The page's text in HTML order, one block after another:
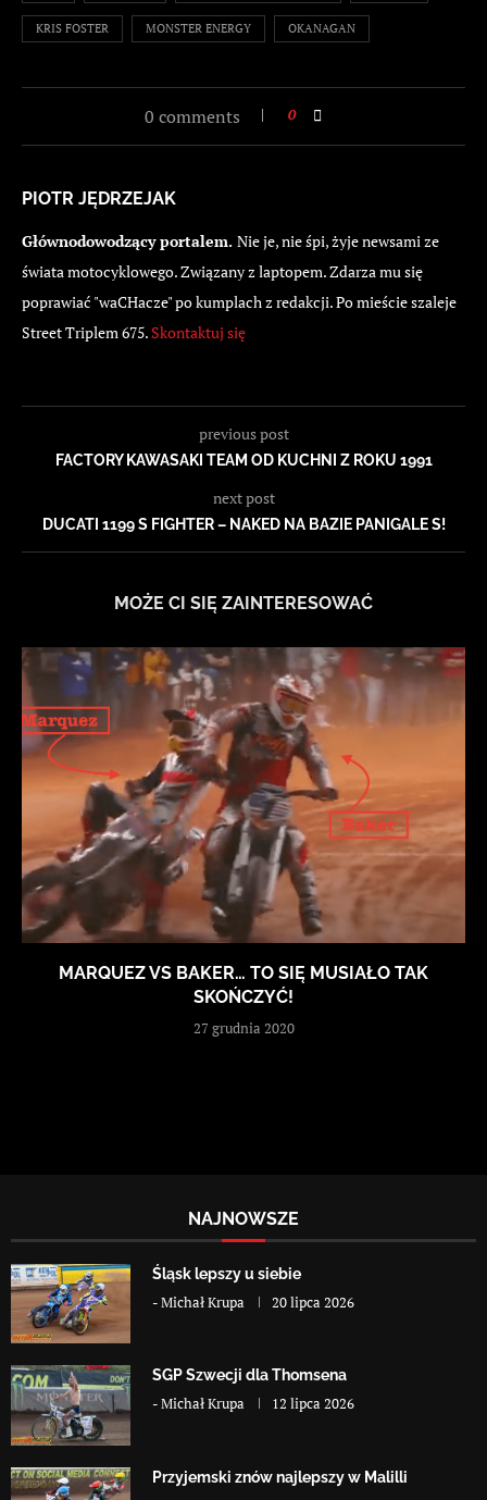
KRIS FOSTER MONSTER ENERGY OKANAGAN
0 comments 0
PIOTR JĘDRZEJAK
Głównodowodzący portalem. Nie je, nie śpi, żyje newsami ze
świata motocyklowego. Związany z laptopem. Zdarza mu się
poprawiać "waCHacze" po kumplach z redakcji. Po mieście szaleje
Street Triplem 675. Skontaktuj się
previous post
FACTORY KAWASAKI TEAM OD KUCHNI Z ROKU 1991
next post
DUCATI 1199 S FIGHTER – NAKED NA BAZIE PANIGALE S!
MOŻE CI SIĘ ZAINTERESOWAĆ
MARQUEZ VS BAKER… TO SIĘ MUSIAŁO TAK
SKOŃCZYĆ!
27 grudnia 2020
NAJNOWSZE
Śląsk lepszy u siebie
-Michał Krupa 20 lipca 2026
SGP Szwecji dla Thomsena
-Michał Krupa 12 lipca 2026
Przyjemski znów najlepszy w Malilli